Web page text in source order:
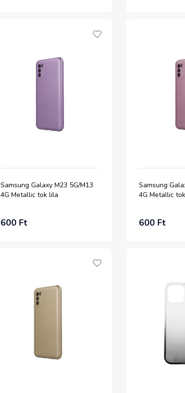
Samsung Galaxy M23 5G/M13
4G Metallic tok lila
600 Ft
Samsung
4G Metallic
600 Ft